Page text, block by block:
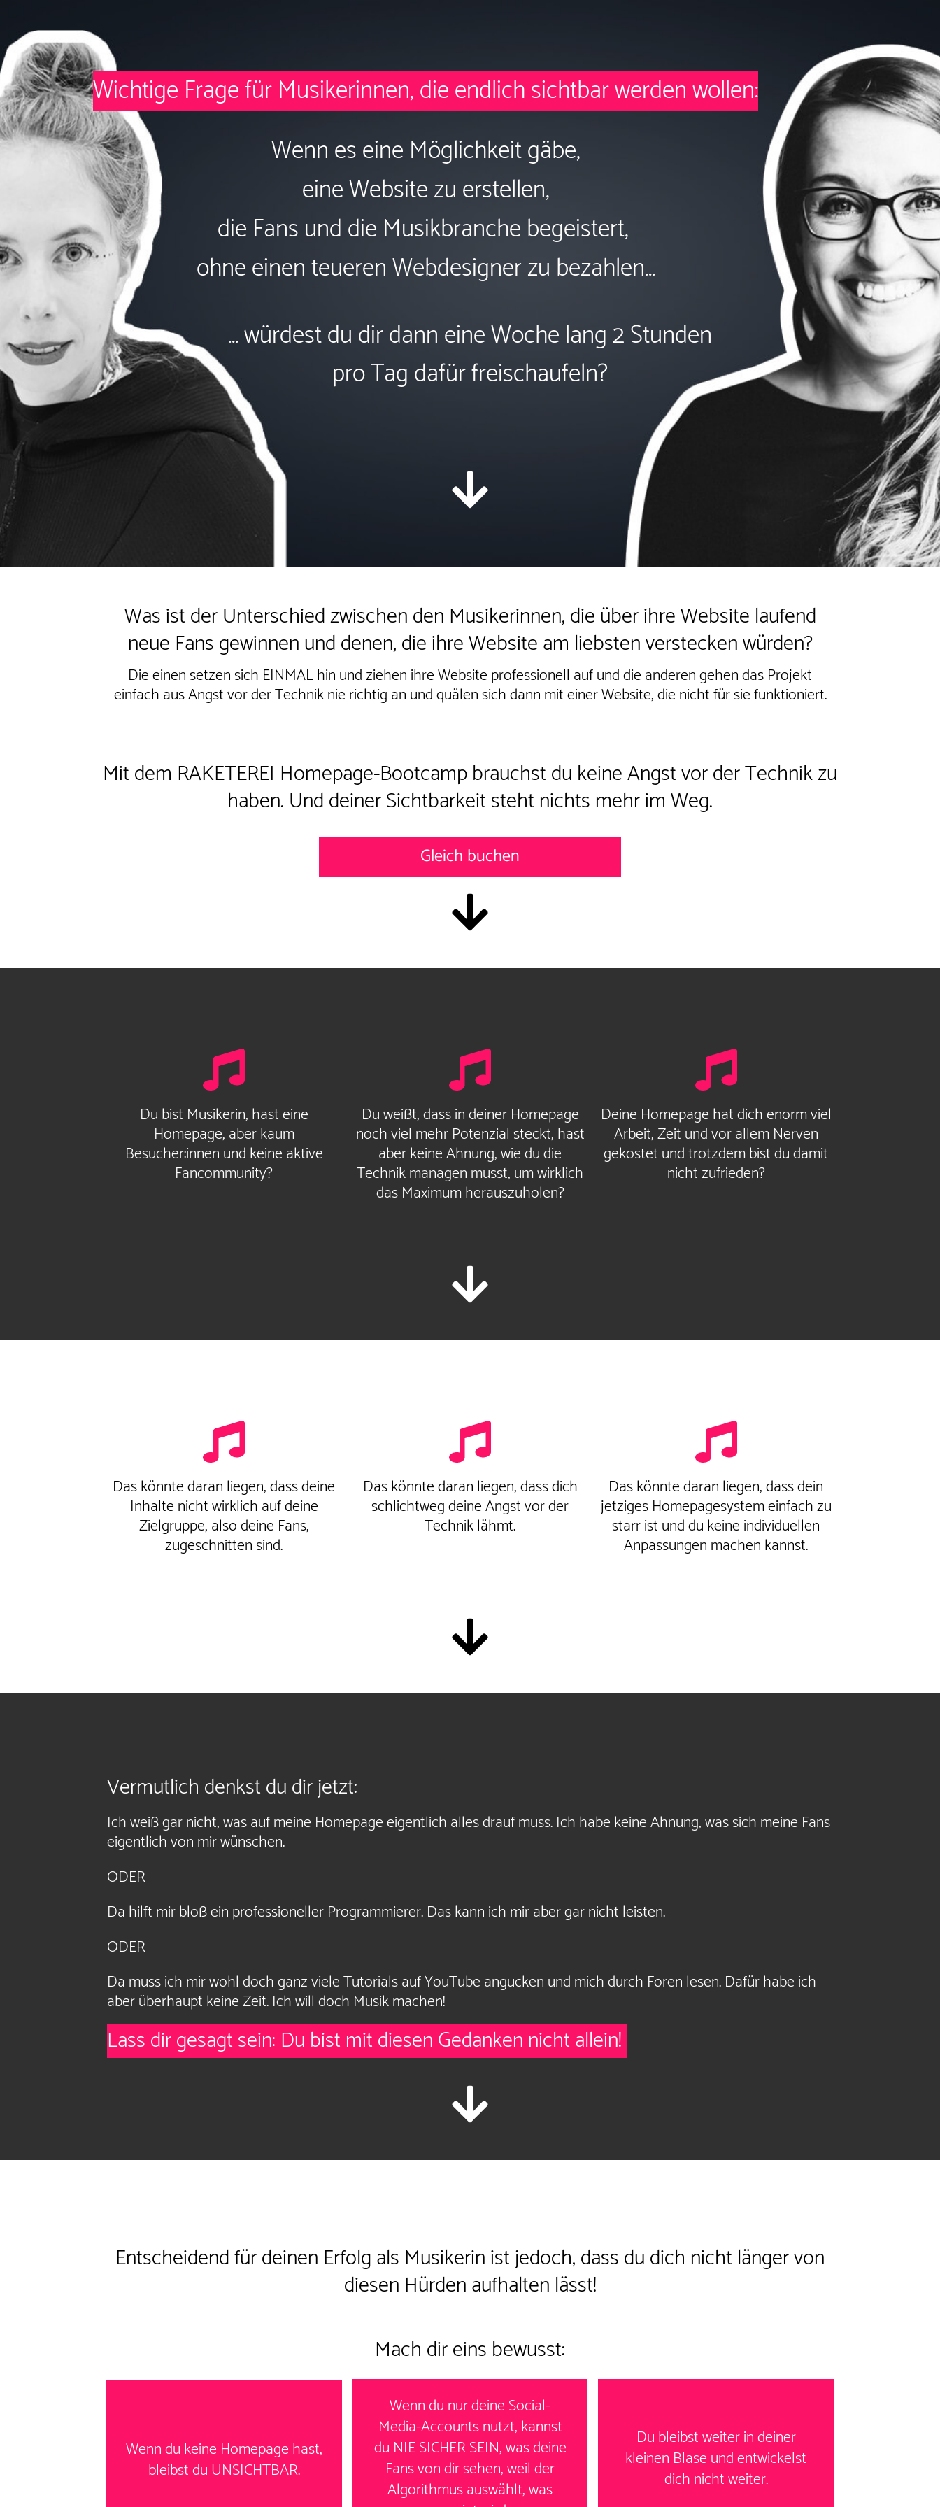
Wichtige Frage für Musikerinnen, die endlich sichtbar werden wollen:
Wenn es eine Möglichkeit gäbe,
eine Website zu erstellen,
die Fans und die Musikbranche begeistert,
ohne einen teueren Webdesigner zu bezahlen...
... würdest du dir dann eine Woche lang 2 Stunden
pro Tagdafür freischaufeln?
Was ist der Unterschied zwischen den Musikerinnen, die über ihre Website laufend
neue Fans gewinnen und denen, die ihre Website am liebsten verstecken würden?
Die einen setzen sich EINMAL hin und ziehen ihre Website professionell auf und die anderen gehen das Projekt
einfach aus Angst vor der Technik nie richtig an und quälen sich dann mit einer Website, die nicht für sie funktioniert.
Mit dem RAKETEREI Homepage-Bootcampbrauchst du keine Angst vor der Technik zu
haben. Und deiner Sichtbarkeit steht nichts mehr im Weg.
Gleich buchen
Du bist Musikerin, hast eine
Homepage, aber kaum
Besucher:innen und keine aktive
Fancommunity?
Du weißt, dass in deiner Homepage
noch viel mehr Potenzial steckt, hast
aber keine Ahnung, wie du die
Technik managen musst, um wirklich
das Maximum herauszuholen?
Deine Homepage hat dich enorm viel
Arbeit, Zeit und vor allem Nerven
gekostet und trotzdem bist du damit
nicht zufrieden?
Das könnte daran liegen, dass deine
Inhalte nicht wirklich auf deine
Zielgruppe, also deine Fans,
zugeschnitten sind.
Das könnte daran liegen, dass dich
schlichtweg deine Angst vor der
Technik lähmt.
Das könnte daran liegen, dass dein
jetziges Homepagesystem einfach zu
starr ist und du keine individuellen
Anpassungen machen kannst.
Vermutlich denkst du dir jetzt:
Ich weiß gar nicht, was auf meine Homepage eigentlich alles drauf muss. Ich habe keine Ahnung, was sich meine Fans
eigentlich von mir wünschen.
ODER
Da hilft mir bloß ein professioneller Programmierer. Das kann ich mir aber gar nicht leisten.
ODER
Da muss ich mir wohl doch ganz viele Tutorials auf YouTube angucken und mich durch Foren lesen. Dafür habe ich
aber überhaupt keine Zeit. Ich will doch Musik machen!
Lass dir gesagt sein: Du bist mit diesen Gedanken nicht allein!
Entscheidend für deinen Erfolg als Musikerinist jedoch, dass du dich nicht länger von
diesen Hürden aufhalten lässt!
Mach dir eins bewusst:
Wenn du keine Homepage hast,
bleibst du UNSICHTBAR.
Wenn du nur deine Social-
Media-Accounts nutzt, kannst
du NIE SICHER SEIN, was deine
Fans von dir sehen, weil der
Algorithmus auswählt, was
Du bleibst weiter in deiner
kleinen Blase und entwickelst
dich nicht weiter.